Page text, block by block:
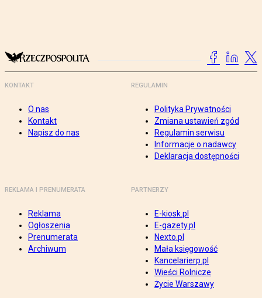
KONTAKT
O nas
Kontakt
Napisz do nas
REGULAMIN
Polityka Prywatności
Zmiana ustawień zgód
Regulamin serwisu
Informacje o nadawcy
Deklaracja dostępności
REKLAMA I PRENUMERATA
Reklama
Ogłoszenia
Prenumerata
Archiwum
PARTNERZY
E-kiosk.pl
E-gazety.pl
Nexto.pl
Mała księgowość
Kancelarierp.pl
Wieści Rolnicze
Życie Warszawy